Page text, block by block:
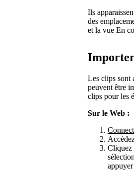
Ils
des
et la vue En
Les clips sont
peuvent être
clips pour les
Sur le Web :
Cliquez